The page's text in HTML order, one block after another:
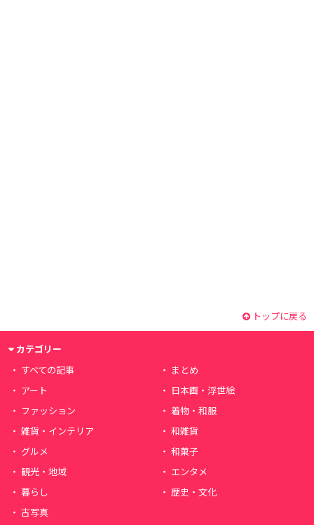
トップに戻る
カテゴリー
すべての記事
まとめ
アート
日本画・浮世絵
ファッション
着物・和服
雑貨・インテリア
和雑貨
グルメ
和菓子
観光・地域
エンタメ
暮らし
歴史・文化
古写真